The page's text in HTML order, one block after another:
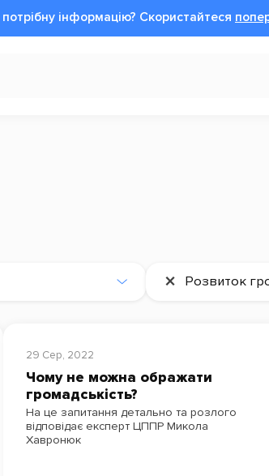
інформацію? Cкористайтеся
× Розвиток
29 Сер, 2022
Чому не можна ображати
громадськість?
На це запитання детально та розлого
відповідає експерт ЦППР Микола
Хавронюк